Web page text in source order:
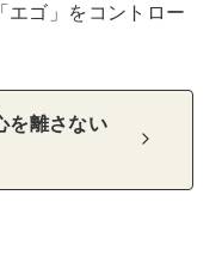
エゴ」をコントロー
を離さない